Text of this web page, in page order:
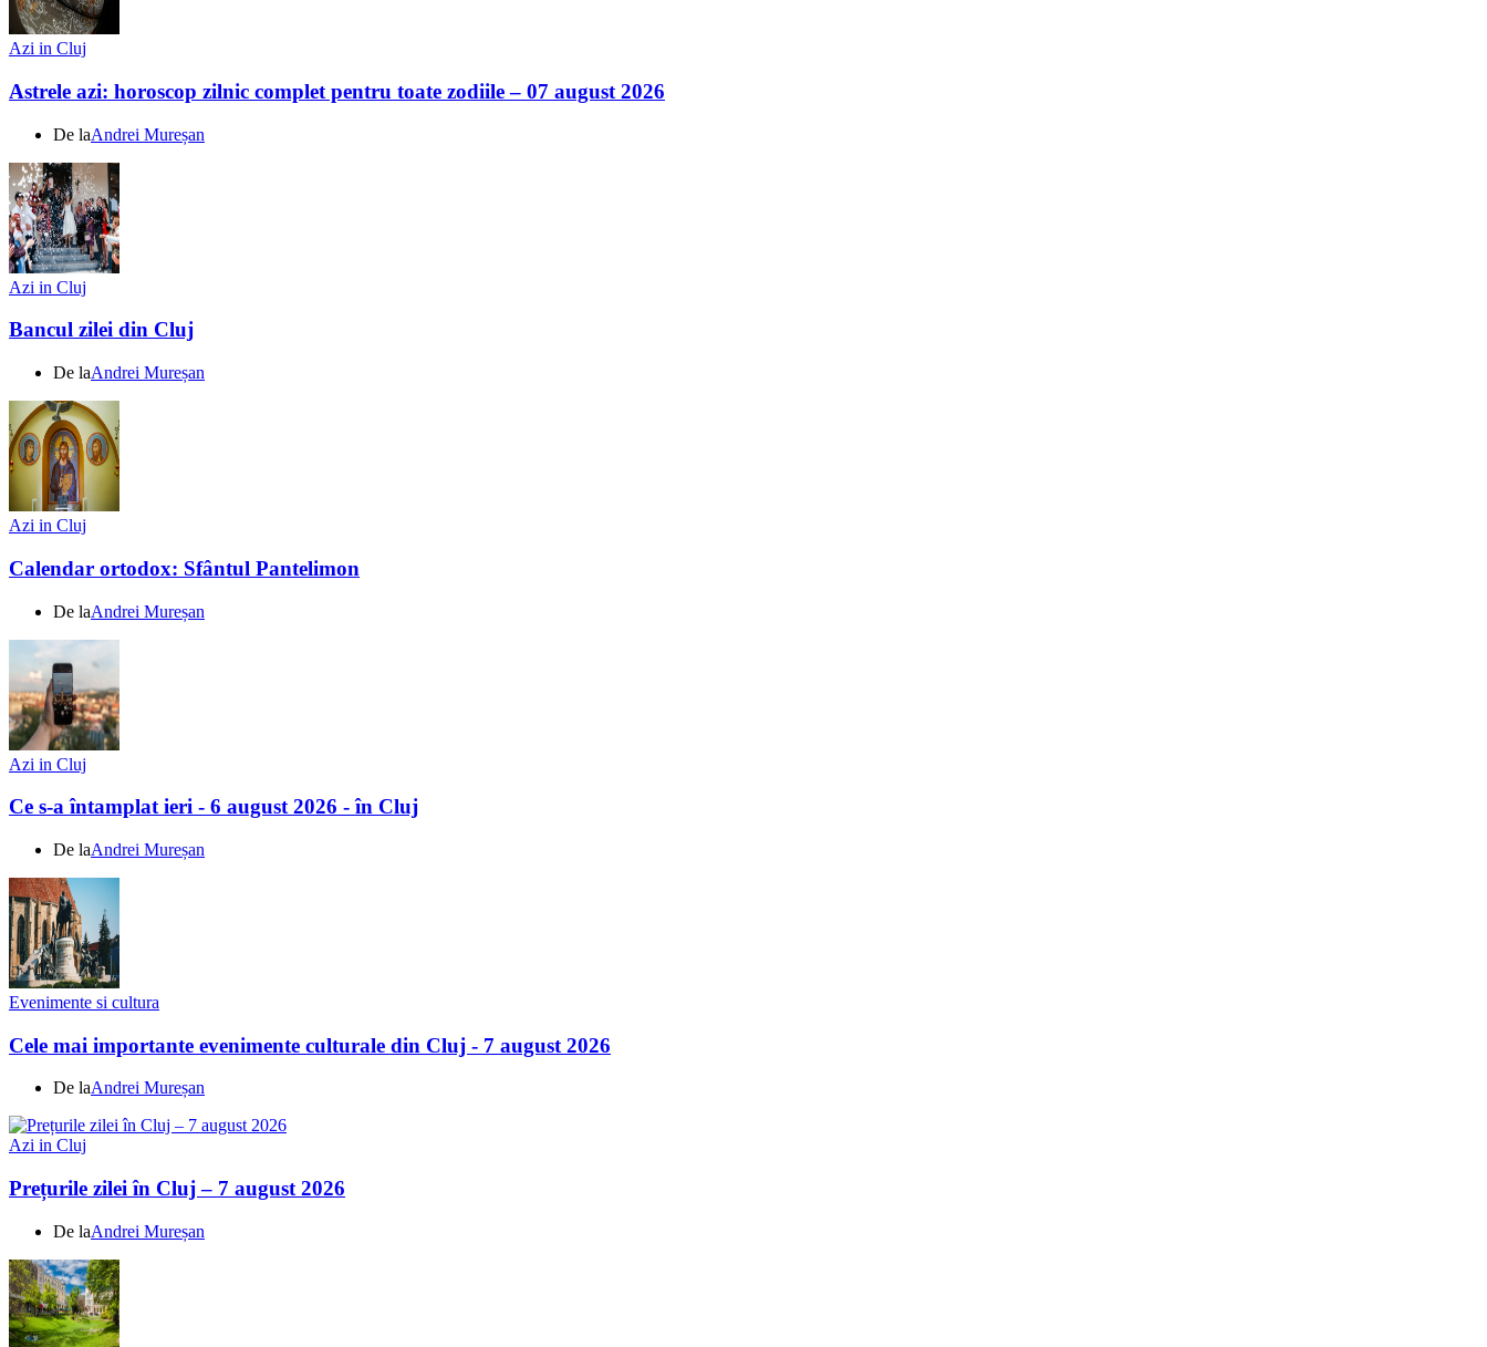
Azi in Cluj
Astrele azi: horoscop zilnic complet pentru toate zodiile – 07 august 2026
De laAndrei Mureșan
Azi in Cluj
Bancul zilei din Cluj
De laAndrei Mureșan
Azi in Cluj
Calendar ortodox: Sfântul Pantelimon
De laAndrei Mureșan
Azi in Cluj
Ce s-a întamplat ieri - 6 august 2026 - în Cluj
De laAndrei Mureșan
Evenimente si cultura
Cele mai importante evenimente culturale din Cluj - 7 august 2026
De laAndrei Mureșan
Azi in Cluj
Prețurile zilei în Cluj – 7 august 2026
De laAndrei Mureșan